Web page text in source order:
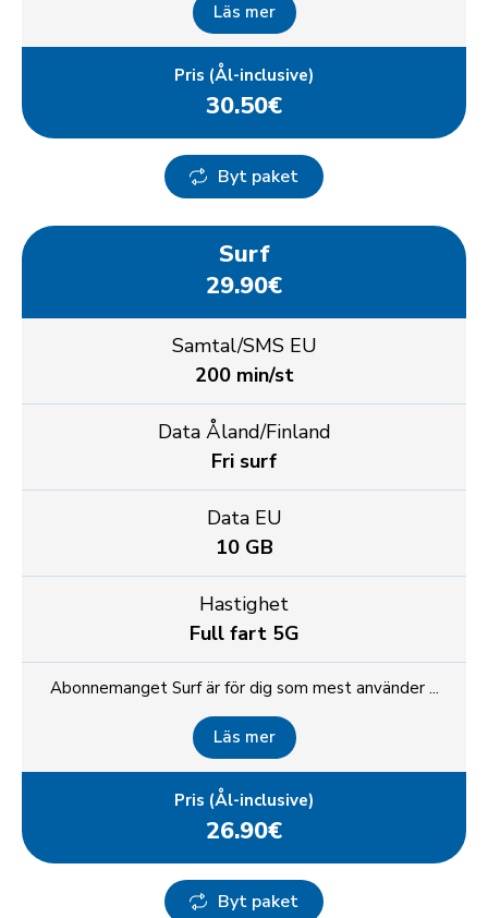
Läs mer
Pris (Ål-inclusive)
30.50€
Byt paket
Surf
29.90€
Samtal/SMS EU
200 min/st
Data Åland/Finland
Fri surf
Data EU
10 GB
Hastighet
Full fart 5G
Abonnemanget Surf är för dig som mest använder ...
Läs mer
Pris (Ål-inclusive)
26.90€
Byt paket